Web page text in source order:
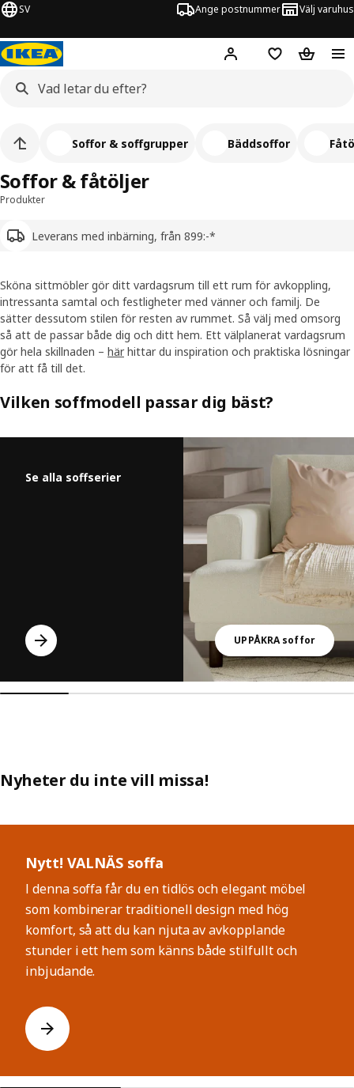
SV Ange postnummer Välj varuhus
Hej! Logga inInköpslistaVarukorg
Produkter
Leverans med inbärning, från 899:-*
Soffor & fåtöljer
Soffor & soffgrupper Bäddsoffor
Sköna sittmöbler gör ditt vardagsrum till ett rum för avkoppling,
intressanta samtal och festligheter med vänner och familj. De
sätter dessutom stilen för resten av rummet. Så välj med omsorg
så att de passar både dig och ditt hem. Ett välplanerat vardagsrum
gör hela skillnaden – här hittar du inspiration och praktiska lösningar
för att få till det.
Vilken soffmodell passar dig bäst?
Se alla soffserier
UPPÅKRA soffor
Nyheter du inte vill missa!
Nytt! VALNÄS soffa
I denna soffa får du en tidlös och elegant möbel
som kombinerar traditionell design med hög
komfort, så att du kan njuta av avkopplande
stunder i ett hem som känns både stilfullt och
inbjudande.